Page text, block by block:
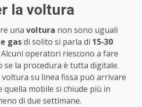
la voltura
una voltura non sono uguali
gasdi solito si parla di 15-30
Alcuni operatori riescono a fare
la procedura è tutta digitale.
su linea fissa può arrivare
quella mobile si chiude più in
di due settimane.